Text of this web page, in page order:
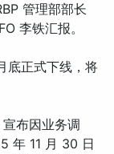
管理部部长
李铁汇报。
底正式下线，将
布因业务调
年 11 月 30 日